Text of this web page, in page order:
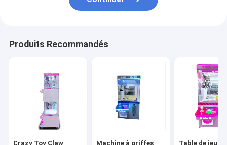
À la maison
Produits
À propos de nous
Produits Recommandés
Crazy Toy Claw Machine à griffes Table de jeu